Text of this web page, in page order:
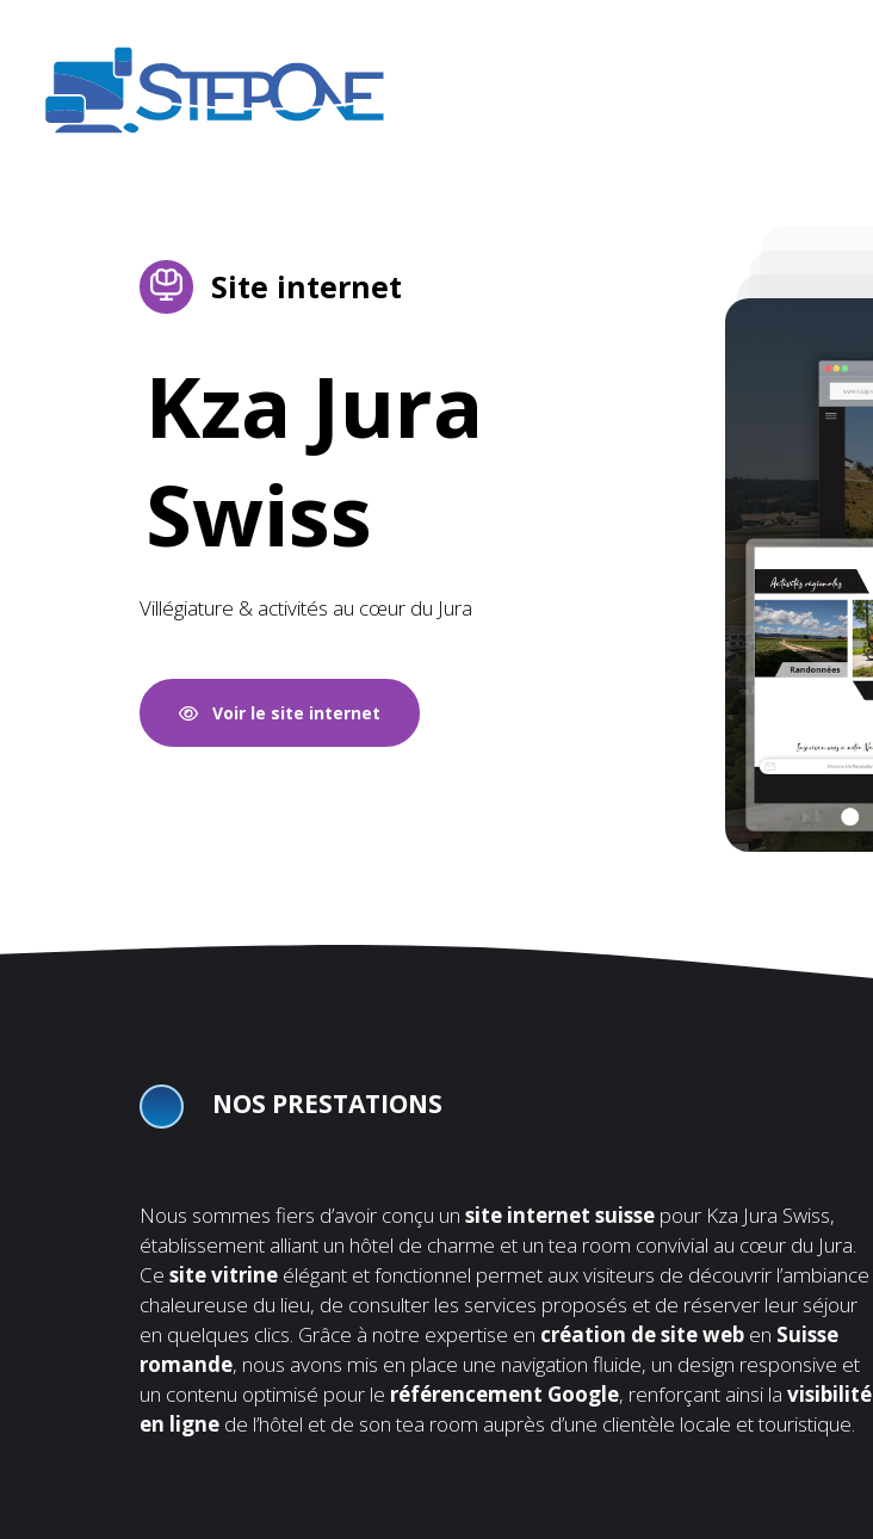
Site internet
Kza Jura
Swiss
Villégiature & activités au cœur du Jura
Voir le site internet
NOS PRESTATIONS
Nous sommes fiers d’avoir conçu un site internet suisse pour Kza Jura Swiss,
établissement alliant un hôtel de charme et un tea room convivial au cœur du Jura.
Ce site vitrine élégant et fonctionnel permet aux visiteurs de découvrir l’ambiance
chaleureuse du lieu, de consulter les services proposés et de réserver leur séjour
en quelques clics. Grâce à notre expertise en création de site web en Suisse
romande, nous avons mis en place une navigation fluide, un design responsive et
un contenu optimisé pour le référencement Google, renforçant ainsi la visibilité
en ligne de l’hôtel et de son tea room auprès d’une clientèle locale et touristique.